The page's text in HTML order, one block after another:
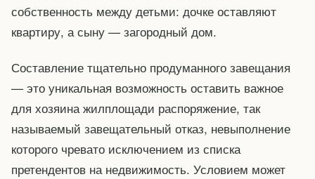
собственность между детьми: дочке оставляют
квартиру, а сыну — загородный дом.
Составление тщательно продуманного завещания
— это уникальная возможность оставить важное
для хозяина жилплощади распоряжение, так
называемый завещательный отказ, невыполнение
которого чревато исключением из списка
претендентов на недвижимость. Условием может